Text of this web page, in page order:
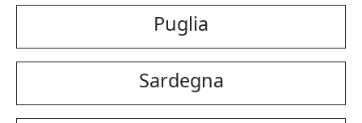
Puglia
Sardegna